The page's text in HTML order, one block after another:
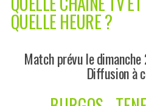
QUELLE HEURE ?
Match prévu le
Diffusion à